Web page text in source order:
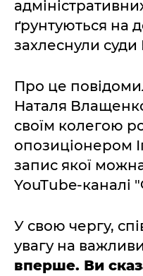
ґрунтуються на
захлеснули суди
Про це
Наталя Влащенко
своїм колегою
опозиціонером
запис якої
YouTube-каналі
У свою чергу,
увагу на
вперше. Ви